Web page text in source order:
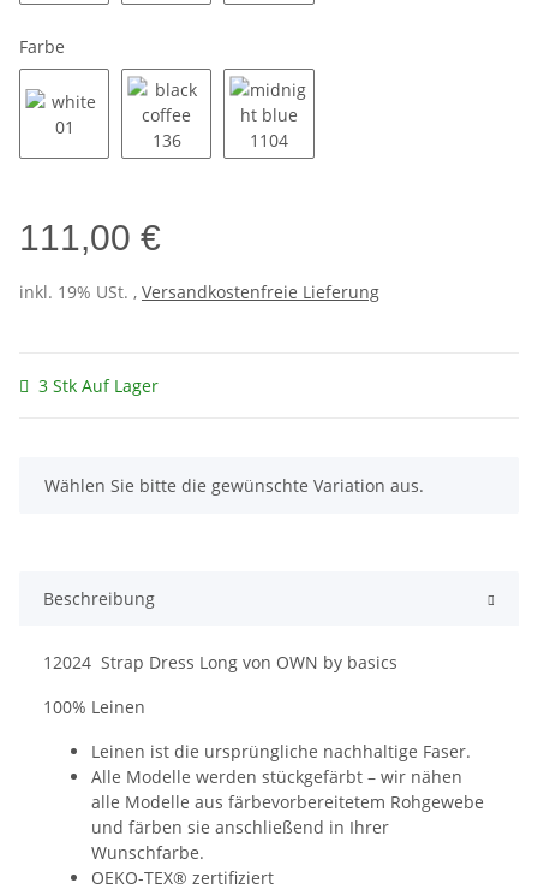
Farbe
111,00 €
inkl. 19% USt. , Versandkostenfreie Lieferung
3 Stk Auf Lager
x
Wählen Sie bitte die gewünschte Variation aus.
Beschreibung
12024 Strap Dress Long von OWN by basics
100% Leinen
Leinen ist die ursprüngliche nachhaltige Faser.
Alle Modelle werden stückgefärbt – wir nähen
alle Modelle aus färbevorbereitetem Rohgewebe
und färben sie anschließend in Ihrer
Wunschfarbe.
OEKO-TEX® zertifiziert